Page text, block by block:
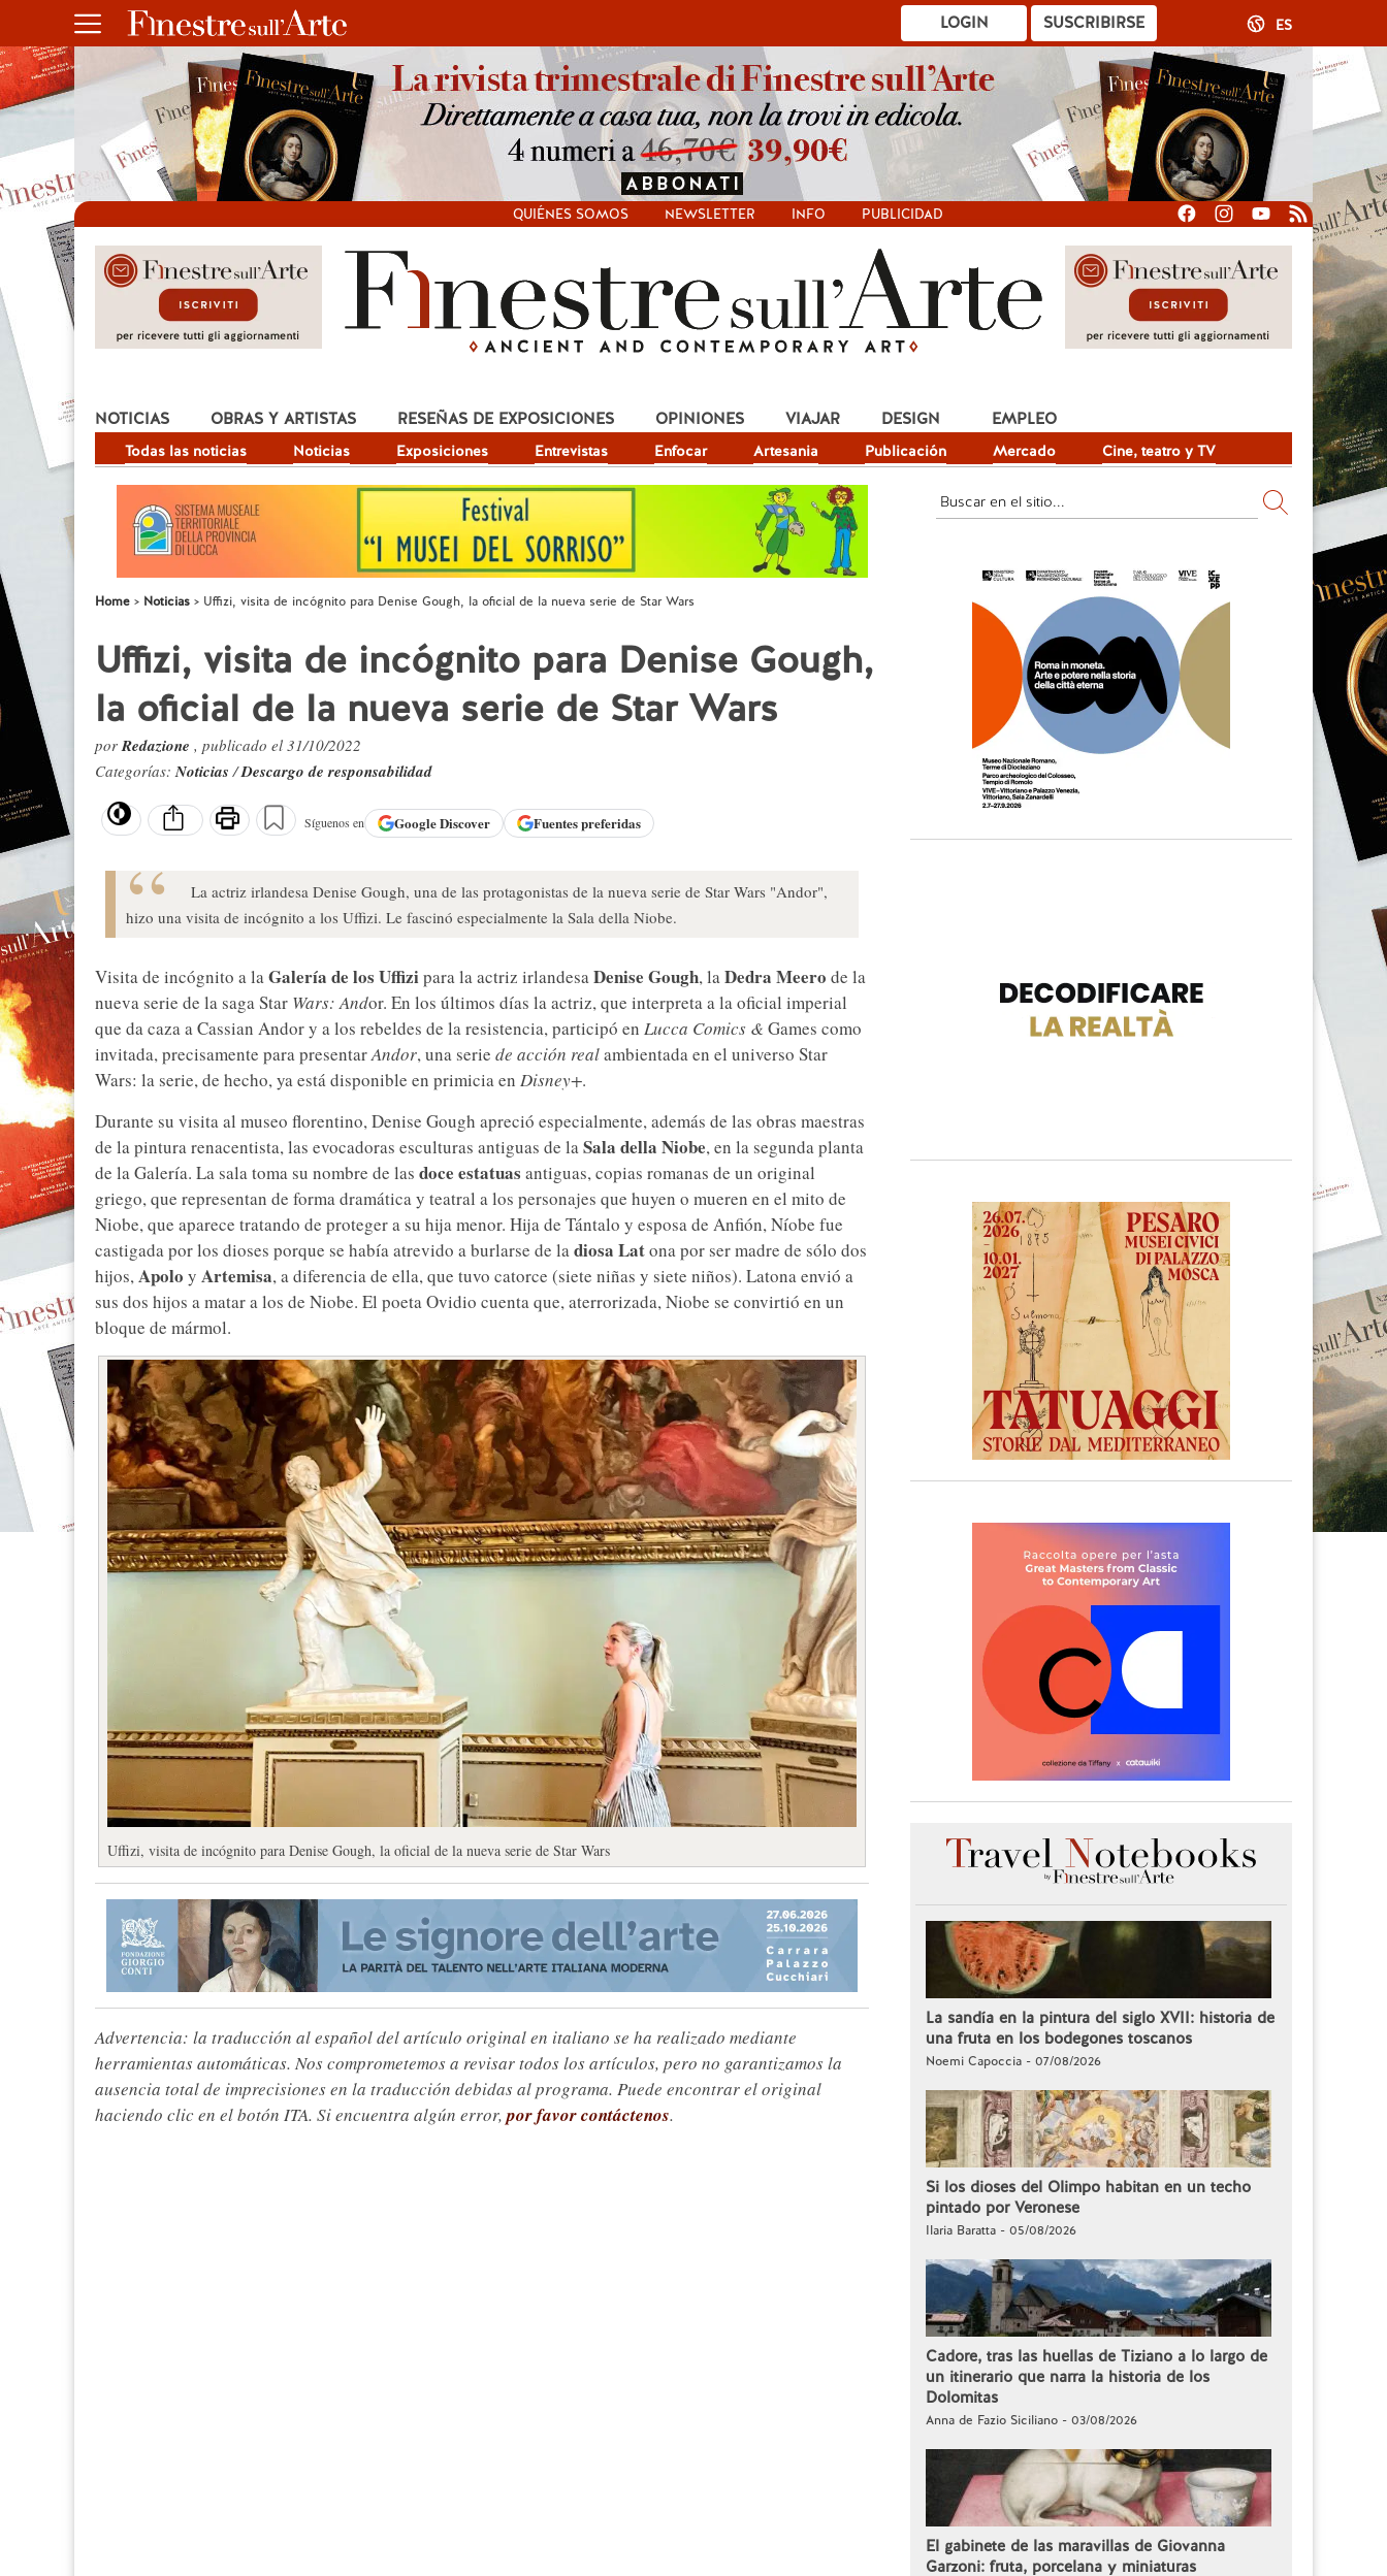
SUSCRIBIRSE
LOGIN ES
QUIÉNES SOMOS NEWSLETTER INFO PUBLICIDAD
NOTICIAS
Todas las noticias Noticias Exposiciones Entrevistas Enfocar Artesania Publicación Mercado Cine, teatro y TV
OBRAS Y ARTISTAS RESEÑAS DE EXPOSICIONES OPINIONES VIAJAR DESIGN EMPLEO
Home Noticias Uffizi, visita de incógnito para Denise Gough, la oficial de la nueva serie de Star Wars
Uffizi, visita de incógnito para Denise Gough,
la oficial de la nueva serie de Star Wars
porRedazione , publicado el 31/10/2022
Categorías:Noticias/Descargo de responsabilidad
Síguenos en GoogleDiscover Fuentes preferidas
La actriz irlandesa Denise Gough, una de las protagonistas de la nueva serie de Star Wars "Andor",
hizo una visita de incógnito a los Uffizi. Le fascinó especialmente la Sala della Niobe.
Visita de incógnito a laGalería de los Uffizipara la actriz irlandesaDenise Gough, laDedra Meero de la
nueva serie de la saga Star Wars: Andor. En los últimos días la actriz, que interpreta a la oficial imperial
que da caza a Cassian Andor y a los rebeldes de la resistencia, participó en Lucca Comics & Games como
invitada, precisamente para presentarAndor, una serie de acción realambientada en el universo Star
Wars: la serie, de hecho, ya está disponible en primicia en Disney+.
Durante su visita al museo florentino, Denise Gough apreció especialmente, además de las obras maestras
de la pintura renacentista, las evocadoras esculturas antiguas de laSala della Niobe, en la segunda planta
de la Galería. La sala toma su nombre de las doce estatuas antiguas, copias romanas de un original
griego, que representan de forma dramática y teatral a los personajes que huyen o mueren en el mito de
Niobe, que aparece tratando de proteger a su hija menor. Hija de Tántalo y esposa de Anfión, Níobe fue
castigada por los dioses porque se había atrevido a burlarse de ladiosa Latona por ser madre de sólo dos
hijos,Apolo y Artemisa, a diferencia de ella, que tuvo catorce (siete niñas y siete niños). Latona envió a
sus dos hijos a matar a los de Niobe. El poeta Ovidio cuenta que, aterrorizada, Niobe se convirtió en un
bloque de mármol.
Uffizi, visita de incógnito para Denise Gough, la oficial de la nueva serie de Star Wars
Advertencia: la traducción al español del artículo original en italiano se ha realizado mediante
herramientas automáticas. Nos comprometemos a revisar todos los artículos, pero no garantizamos la
ausencia total de imprecisiones en la traducción debidas al programa. Puede encontrar el original
haciendo clic en el botón ITA. Si encuentra algún error,por favor contáctenos.
La sandía en la pintura del siglo XVII: historia de
una fruta en los bodegones toscanos
Noemi Capoccia - 07/08/2026
Si los dioses del Olimpo habitan en un techo
pintado por Veronese
Ilaria Baratta - 05/08/2026
Cadore, tras las huellas de Tiziano a lo largo de
un itinerario que narra la historia de los
Dolomitas
Anna de Fazio Siciliano - 03/08/2026
El gabinete de las maravillas de Giovanna
Garzoni: fruta, porcelana y miniaturas